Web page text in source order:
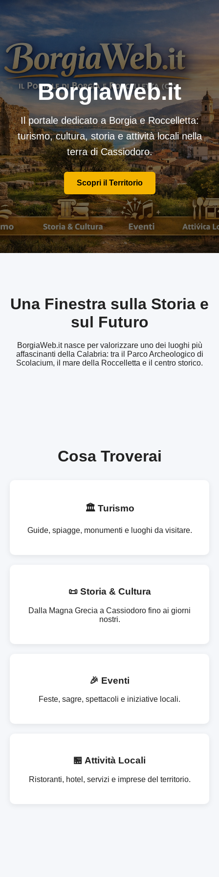
BorgiaWeb.it
Il portale dedicato a Borgia e Roccelletta:
turismo, cultura, storia e attività locali nella
terra di Cassiodoro.
Scopri il Territorio
Una Finestra sulla Storia e
sul Futuro
BorgiaWeb.it nasce per valorizzare uno dei luoghi più
affascinanti della Calabria: tra il Parco Archeologico di
Scolacium, il mare della Roccelletta e il centro storico.
Cosa Troverai
🏛️ Turismo
Guide, spiagge, monumenti e luoghi da visitare.
📜 Storia & Cultura
Dalla Magna Grecia a Cassiodoro fino ai giorni
nostri.
🎉 Eventi
Feste, sagre, spettacoli e iniziative locali.
🏪 Attività Locali
Ristoranti, hotel, servizi e imprese del territorio.